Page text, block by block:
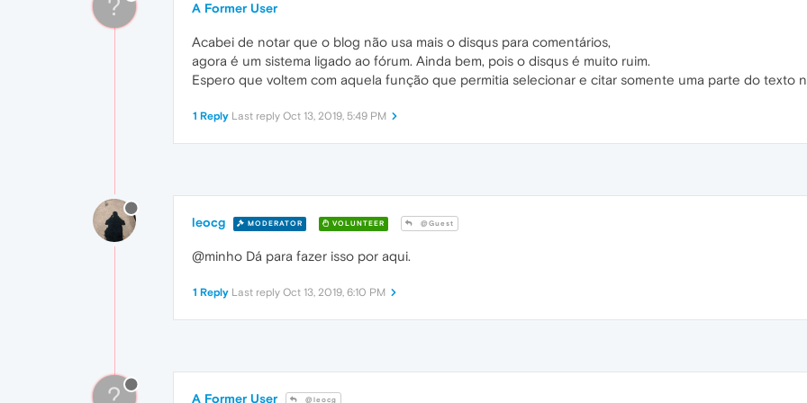
A Former User
Acabei de notar que o blog não usa mais o disqus para comentários,
agora é um sistema ligado ao fórum. Ainda bem, pois o disqus é muito ruim.
Espero que voltem com aquela função que permitia selecionar e citar somente uma parte do texto
1 Reply Last reply Oct 13, 2019, 5:49 PM
leocg MODERATOR VOLUNTEER @Guest
@minho Dá para fazer isso por aqui.
1 Reply Last reply Oct 13, 2019, 6:10 PM
? A Former User @leocg